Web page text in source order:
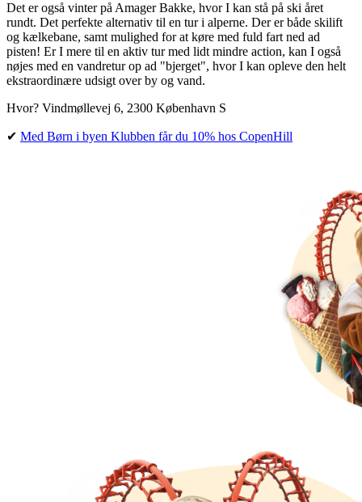
Det er også vinter på Amager Bakke, hvor I kan stå på ski året
rundt. Det perfekte alternativ til en tur i alperne. Der er både skilift
og kælkebane, samt mulighed for at køre med fuld fart ned ad
pisten! Er I mere til en aktiv tur med lidt mindre action, kan I også
nøjes med en vandretur op ad "bjerget", hvor I kan opleve den helt
ekstraordinære udsigt over by og vand.
Hvor? Vindmøllevej 6, 2300 København S
✔︎ Med Børn i byen Klubben får du 10% hos CopenHill